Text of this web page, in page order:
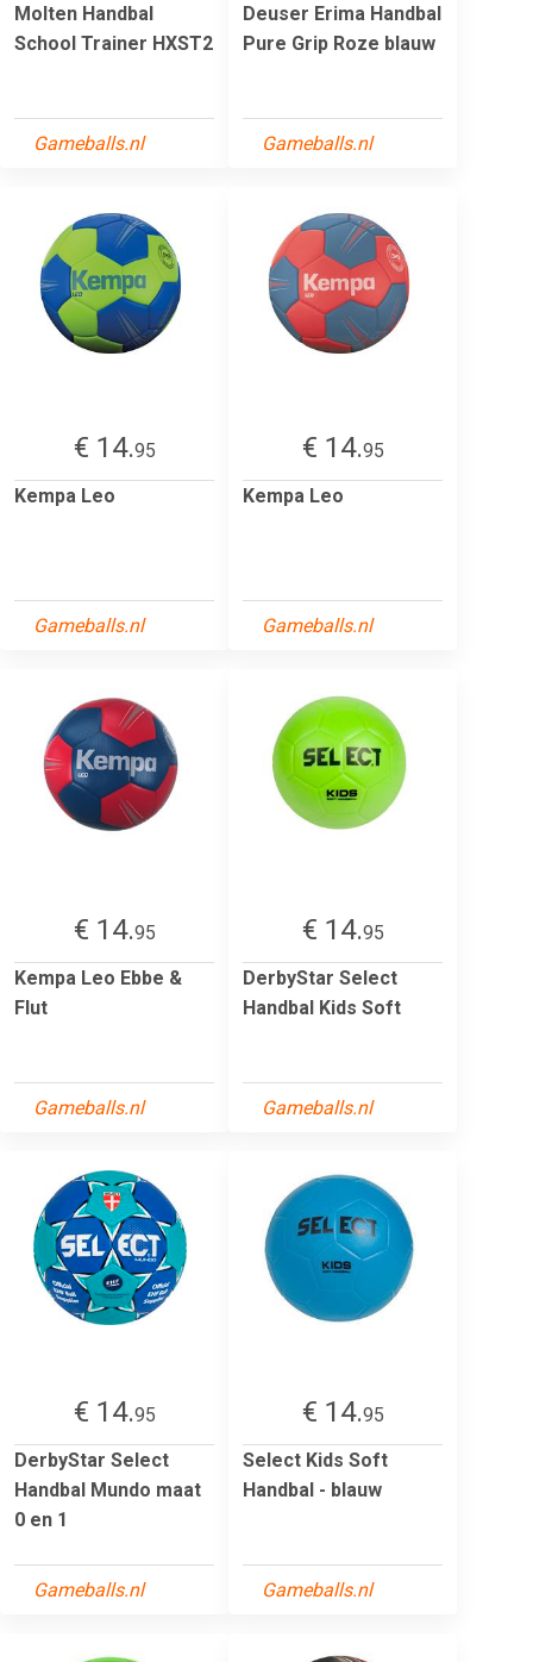
Molten Handbal
School Trainer HXST2
Gameballs.nl
Deuser Erima Handbal
Pure Grip Roze blauw
Gameballs.nl
€ 14.95
Kempa Leo
Gameballs.nl
€ 14.95
Kempa Leo
Gameballs.nl
€ 14.95
Kempa Leo Ebbe &
Flut
Gameballs.nl
€ 14.95
DerbyStar Select
Handbal Kids Soft
Gameballs.nl
€ 14.95
DerbyStar Select
Handbal Mundo maat
0 en 1
Gameballs.nl
€ 14.95
Select Kids Soft
Handbal - blauw
Gameballs.nl